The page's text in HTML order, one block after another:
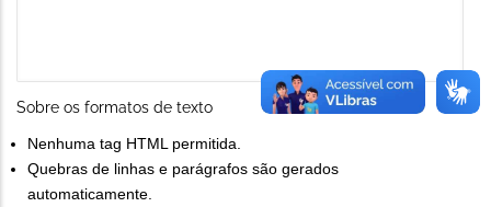
Sobre os formatos de texto
Nenhuma tag HTML permitida.
Quebras de linhas e parágrafos são gerados
automaticamente.